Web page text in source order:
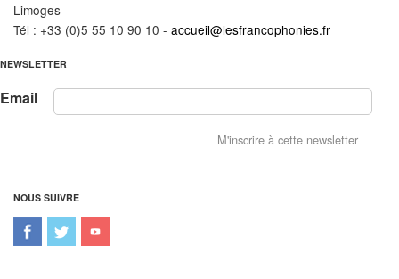
Limoges
Tél : +33 (0)5 55 10 90 10 - accueil@lesfrancophonies.fr
NEWSLETTER
Email
NOUS SUIVRE